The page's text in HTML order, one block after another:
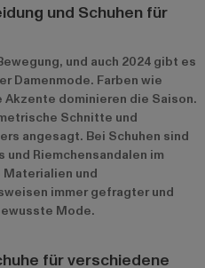
und Schuhen für
und auch 2024 gibt es
Damenmode. Farben wie
dominieren die Saison.
Schnitte und
angesagt. Bei Schuhen sind
und Riemchensandalen im
und
immer gefragter und
Mode.
für verschiedene